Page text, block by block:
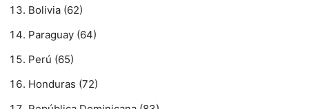
Bolivia (62)
Paraguay (64)
Perú (65)
Honduras (72)